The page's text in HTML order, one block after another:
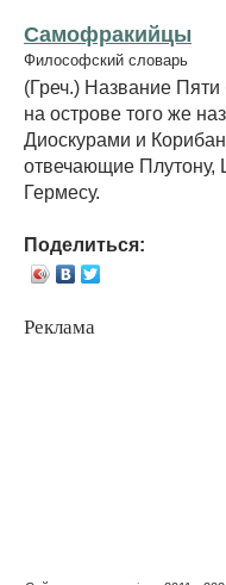
Самофракийцы
Философский словарь
(Греч.) Название
на острове того же
Диоскурами и
отвечающие Плутону,
Гермесу.
Поделиться:
Реклама